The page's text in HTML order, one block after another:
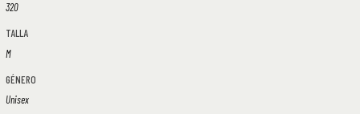
320
TALLA
M
GÉNERO
Unisex